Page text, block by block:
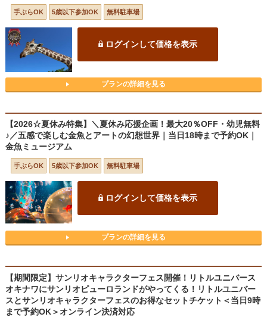
手ぶらOK 5歳以下参加OK 無料駐車場
ログインして価格を表示
プランの詳細を見る
【2026☆夏休み特集】＼夏休み応援企画！最大20％OFF・幼児無料
♪／五感で楽しむ金魚とアートの幻想世界｜当日18時まで予約OK｜
金魚ミュージアム
手ぶらOK 5歳以下参加OK 無料駐車場
ログインして価格を表示
プランの詳細を見る
【期間限定】サンリオキャラクターフェス開催！リトルユニバース
オキナワにサンリオピューロランドがやってくる！リトルユニバー
スとサンリオキャラクターフェスのお得なセットチケット＜当日9時
まで予約OK＞オンライン決済対応